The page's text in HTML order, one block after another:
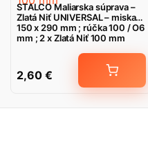
STALCO Maliarska súprava –
Zlatá Niť UNIVERSAL – miska
150 x 290 mm ; rúčka 100 / O6
mm ; 2 x Zlatá Niť 100 mm
2,60 €